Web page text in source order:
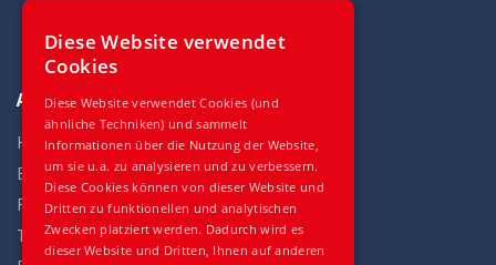
Auto Gilles
Home
Bestand
Fahrzeuge
Teile
Diese Website verwendet
Cookies
Diese Website verwendet Cookies (und
ähnliche Techniken) und sammelt
Informationen über die Nutzung der Website,
um sie u.a. zu analysieren und zu verbessern.
Diese Cookies können von dieser Website und
Dritten zu funktionellen und analytischen
Zwecken platziert werden. Dadurch wird es
dieser Website und Dritten, Ihnen auf anderen